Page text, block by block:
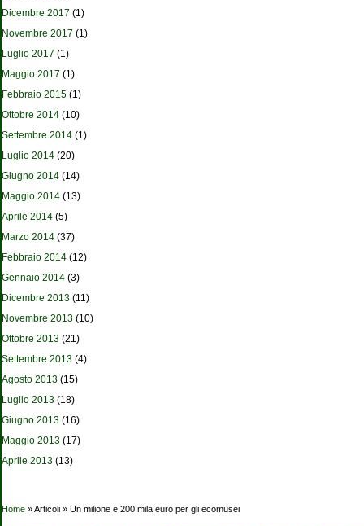
Dicembre 2017 (1)
Novembre 2017 (1)
Luglio 2017 (1)
Maggio 2017 (1)
Febbraio 2015 (1)
Ottobre 2014 (10)
Settembre 2014 (1)
Luglio 2014 (20)
Giugno 2014 (14)
Maggio 2014 (13)
Aprile 2014 (5)
Marzo 2014 (37)
Febbraio 2014 (12)
Gennaio 2014 (3)
Dicembre 2013 (11)
Novembre 2013 (10)
Ottobre 2013 (21)
Settembre 2013 (4)
Agosto 2013 (15)
Luglio 2013 (18)
Giugno 2013 (16)
Maggio 2013 (17)
Aprile 2013 (13)
Tu sei qui
Home » Articoli » Un milione e 200 mila euro per gli ecomusei